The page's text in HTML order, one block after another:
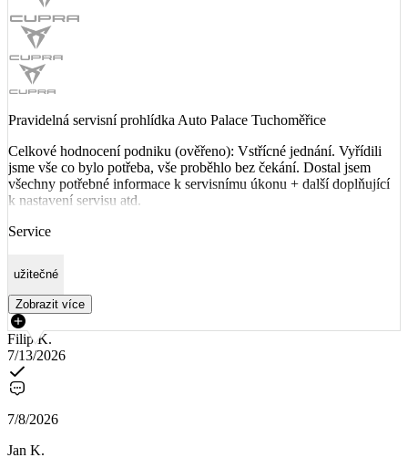
Pravidelná servisní prohlídka Auto Palace Tuchoměřice
Celkové hodnocení podniku (ověřeno): Vstřícné jednání. Vyřídili
jsme vše co bylo potřeba, vše proběhlo bez čekání. Dostal jsem
všechny potřebné informace k servisnímu úkonu + další doplňující
k nastavení servisu atd.
Service
užitečné
Zobrazit více
Filip K.
7/13/2026
7/8/2026
Jan K.